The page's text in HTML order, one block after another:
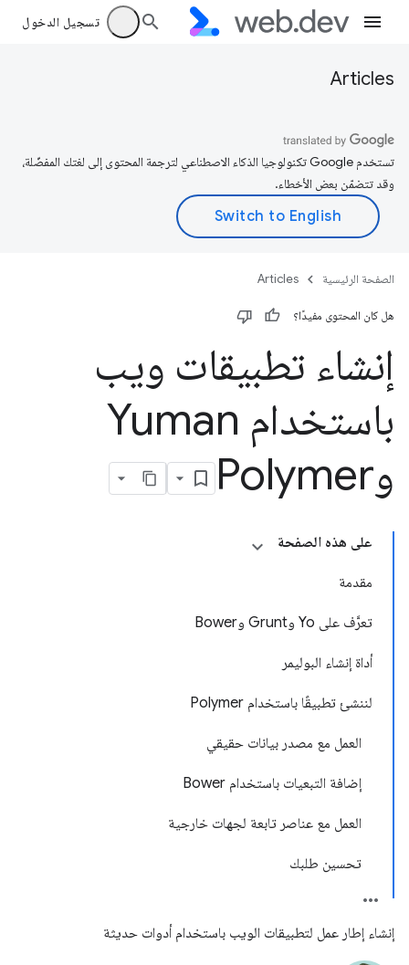
تسجيل الدخول
Articles
تستخدم Google تكنولوجيا الذكاء الاصطناعي لترجمة المحتوى إلى لغتك المفضّلة،
وقد تتضمّن بعض الأخطاء.
الصفحة الرئيسية Articles
هل كان المحتوى مفيدًا؟
إنشاء تطبيقات ويب
باستخدام Yuman
وPolymer
على هذه الصفحة
مقدمة
تعرَّف على Yo وGrunt وBower
أداة إنشاء البوليمر
لننشئ تطبيقًا باستخدام Polymer
العمل مع مصدر بيانات حقيقي
إضافة التبعيات باستخدام Bower
العمل مع عناصر تابعة لجهات خارجية
تحسين طلبك
إنشاء إطار عمل لتطبيقات الويب باستخدام أدوات حديثة